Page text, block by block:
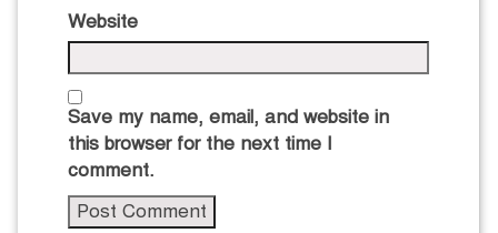
Website
Save my name, email, and website in
this browser for the next time I
comment.